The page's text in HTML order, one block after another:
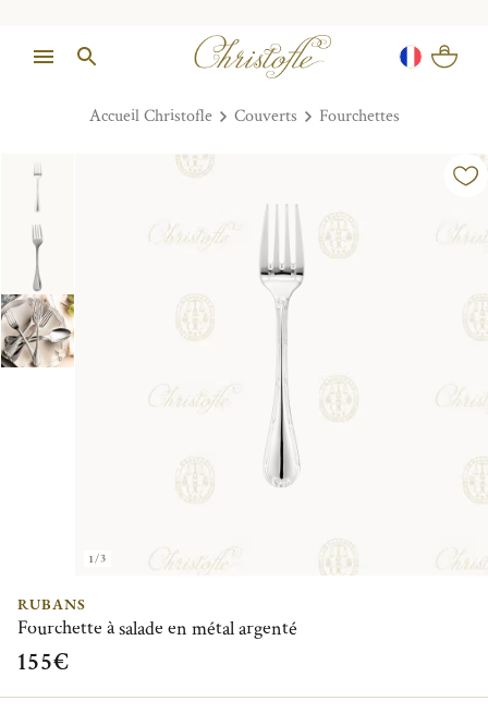
Accueil Christofle Couverts Fourchettes
1/3
RUBANS
Fourchette à salade en métal argenté
155€